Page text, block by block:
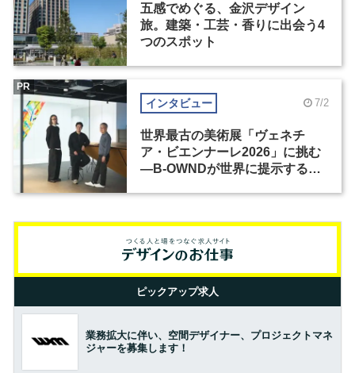
五感でめぐる、金沢デザイン
旅。建築・工芸・香りに出会う4
つのスポット
インタビュー 7/2
世界最古の美術展「ヴェネチ
ア・ビエンナーレ2026」に挑む
―B-OWNDが世界に提示する美
PR
ピックアップ求人
業務拡大に伴い、空間デザイナー、プロジェクトマネ
ジャーを募集します！